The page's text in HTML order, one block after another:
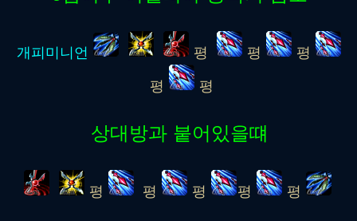
개피미니언 평 평 평
평 평
상대방과 붙어있을떄
평 평 평 평 평